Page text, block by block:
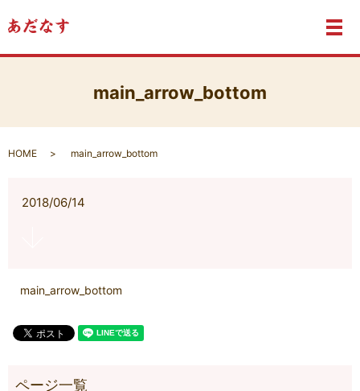
メ
main_arrow_bottom
HOME main_arrow_bottom
2018/06/14
main_arrow_bottom